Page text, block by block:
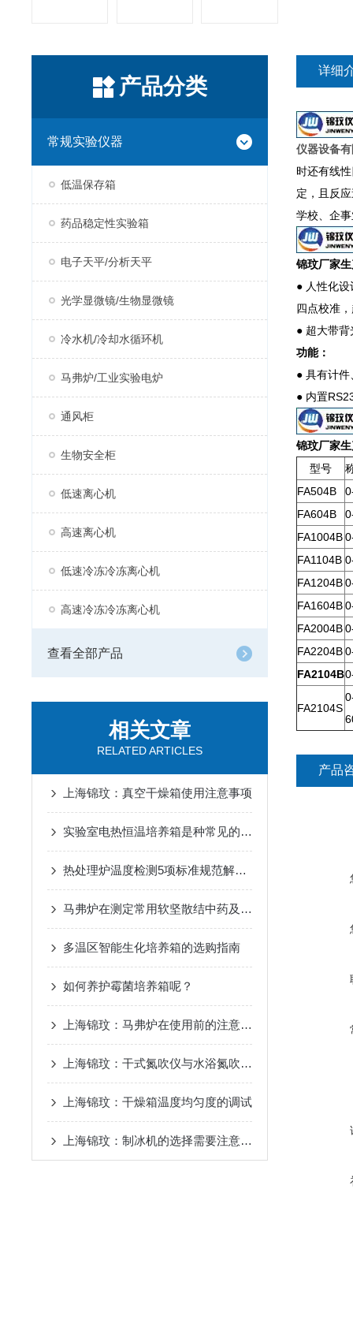
产品分类
常规实验仪器
低温保存箱
药品稳定性实验箱
电子天平/分析天平
光学显微镜/生物显微镜
冷水机/冷却水循环机
马弗炉/工业实验电炉
通风柜
生物安全柜
低速离心机
高速离心机
低速冷冻冷冻离心机
高速冷冻冷冻离心机
查看全部产品
相关文章
RELATED ARTICLES
上海锦玟：真空干燥箱使用注意事项
实验室电热恒温培养箱是种常见的实验设备
热处理炉温度检测5项标准规范解读一
马弗炉在测定常用软坚散结中药及复方的碘含量。中的应用
多温区智能生化培养箱的选购指南
如何养护霉菌培养箱呢？
上海锦玟：马弗炉在使用前的注意事项
上海锦玟：干式氮吹仪与水浴氮吹仪的区别
上海锦玟：干燥箱温度均匀度的调试
上海锦玟：制冰机的选择需要注意以下3点
详细
仪器设备
时还有线
定，且反
学校、企
锦玟厂家
● 人性化
四点校准
● 超大带
功能：
● 具有计
● 内置
锦玟厂家
型号
FA504B
FA604B
FA1004B
FA1104B
FA1204B
FA1604B
FA2004B
FA2204B
FA2104B
FA2104S
产品